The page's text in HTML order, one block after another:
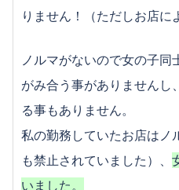
りません！（ただしお店に
ノルマがないので女の子同
がみ合う事がありませんし
る事もありません。
私の勤務していたお店はノ
も禁止されていました）、
いました。